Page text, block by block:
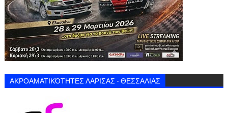
ΑΚΡΟΑΜΑΤΙΚΌΤΗΤΕΣ ΛΑΡΙΣΑΣ - ΘΕΣΣΑΛΙΑΣ